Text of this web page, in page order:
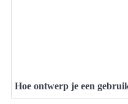
Hoe ontwerp je een